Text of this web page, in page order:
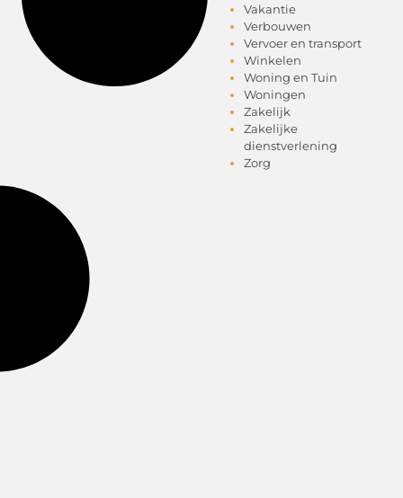
Vakantie
Verbouwen
Vervoer en transport
Winkelen
Woning en Tuin
Woningen
Zakelijk
Zakelijke
dienstverlening
Zorg